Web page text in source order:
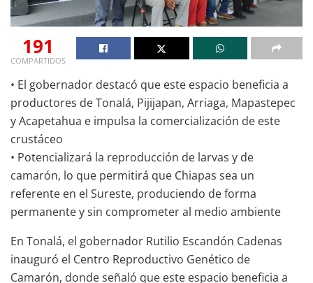
191
COMPARTIDOS
• El gobernador destacó que este espacio beneficia a
productores de Tonalá, Pijijapan, Arriaga, Mapastepec
y Acapetahua e impulsa la comercialización de este
crustáceo
• Potencializará la reproducción de larvas y de
camarón, lo que permitirá que Chiapas sea un
referente en el Sureste, produciendo de forma
permanente y sin comprometer al medio ambiente
En Tonalá, el gobernador Rutilio Escandón Cadenas
inauguró el Centro Reproductivo Genético de
Camarón, donde señaló que este espacio beneficia a